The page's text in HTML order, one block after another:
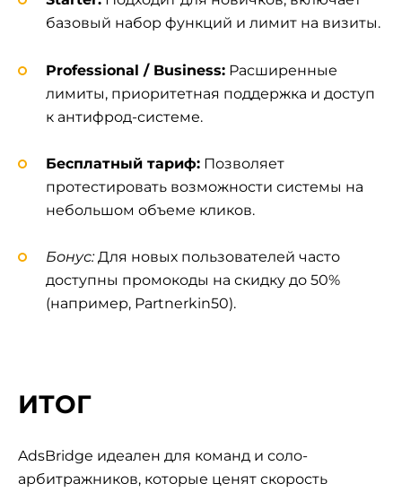
базовый набор функций и лимит на визиты.
Professional / Business: Расширенные
лимиты, приоритетная поддержка и доступ
к антифрод-системе.
Бесплатный тариф: Позволяет
протестировать возможности системы на
небольшом объеме кликов.
Бонус:Для новых пользователей часто
доступны промокоды на скидку до 50%
(например, Partnerkin50).
ИТОГ
AdsBridge идеален для команд и соло-
арбитражников, которые ценят скорость